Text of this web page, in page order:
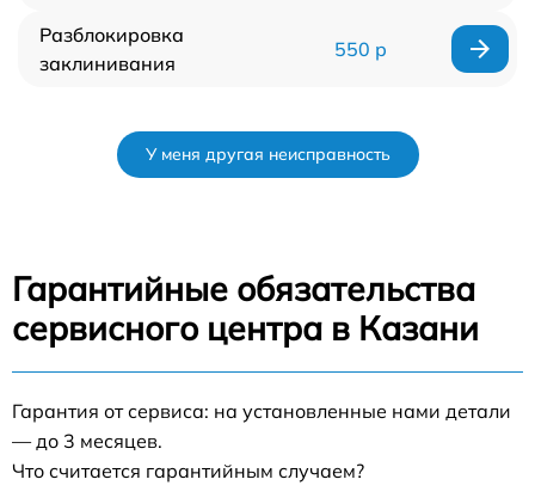
Разблокировка
заклинивания
550 р
У меня другая неисправность
Гарантийные обязательства
сервисного центра в Казани
Гарантия от сервиса: на установленные нами детали
— до 3 месяцев.
Что считается гарантийным случаем?